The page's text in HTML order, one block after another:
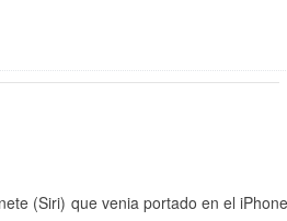
(Siri) que venia portado en el